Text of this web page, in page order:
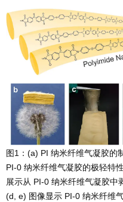
图1：(a) PI 纳米纤维气凝胶的
PI-0 纳米纤维气凝胶的极轻特
展示从 PI-0 纳米纤维气凝胶中
(d, e) 图像显示 PI-0 纳米纤维